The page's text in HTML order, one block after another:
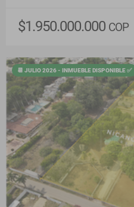
$1.950.000.000 COP
📆 JULIO 2026 - INMUEBLE DISPONIBLE ✅
VER